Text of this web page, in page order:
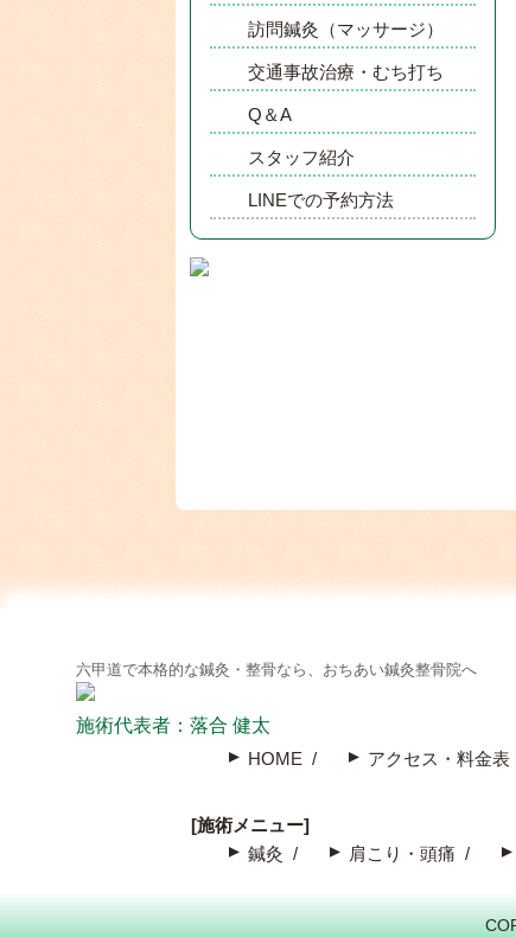
訪問鍼灸（マッサージ）
交通事故治療・むち打ち
Q＆A
スタッフ紹介
LINEでの予約方法
六甲道で本格的な鍼灸・整骨なら、おちあい鍼灸整骨院へ
施術代表者：落合 健太
HOME アクセス・料金表
[施術メニュー]
鍼灸
肩こり・頭痛